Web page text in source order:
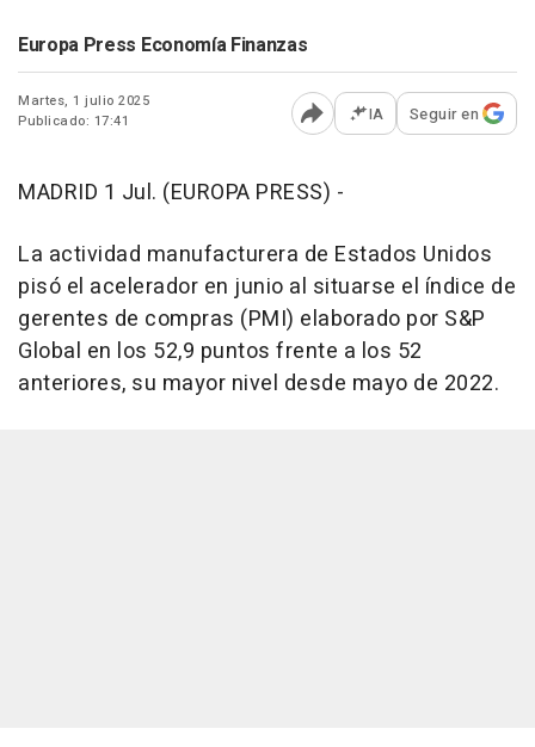
Europa Press Economía Finanzas
Martes, 1 julio 2025
Publicado: 17:41
Abrir opciones para
IA Seguir en
MADRID 1 Jul. (EUROPA PRESS) -
La actividad manufacturera de Estados Unidos
pisó el acelerador en junio al situarse el índice de
gerentes de compras (PMI) elaborado por S&P
Global en los 52,9 puntos frente a los 52
anteriores, su mayor nivel desde mayo de 2022.